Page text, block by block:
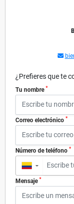
¿Prefieres que te
Tu nombre *
Correo electrónico *
Número de teléfono *
▼
Mensaje *